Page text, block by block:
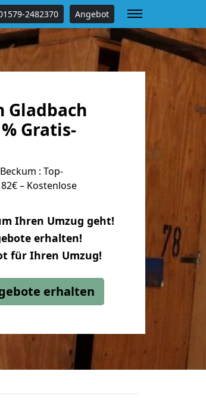
2482370 Angebot
Gladbach
Gratis-
: Top-
– Kostenlose
Ihren Umzug geht!
erhalten!
für Ihren Umzug!
erhalten